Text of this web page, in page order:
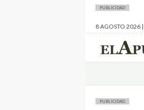
PUBLICIDAD
8 AGOSTO 2026 |
PUBLICIDAD